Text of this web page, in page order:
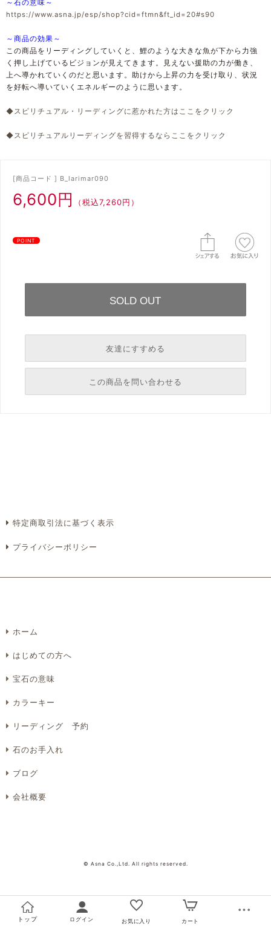
～石の意味～
https://www.asna.jp/esp/shop?cid=ftmn&ft_id=20#s90
～商品の効果～
この商品をリーディングしていくと、鯉のような大きな魚が下から力強
く押し上げているビジョンが見えてきます。見えない援助の力が働き、
上へ導かれていくのだと思います。助けから上昇の力を受け取り、状況
を好転へ導いていくエネルギーのように思います。
◆スピリチュアル・リーディングに惹かれた方はここをクリック
◆スピリチュアルリーディングを習得するならここをクリック
[商品コード ] B_larimar090
6,600円 （税込7,260円）
POINT
友達にすすめる
必須
この商品を問い合わせる
Eメール
特定商取引法に基づく表示
プライバシーポリシー
ホーム
はじめての方へ
宝石の意味
カラーキー
リーディング 予約
石のお手入れ
ブログ
会社概要
© Asna Co.,Ltd. All rights reserved.
トップ ログイン お気に入り カート